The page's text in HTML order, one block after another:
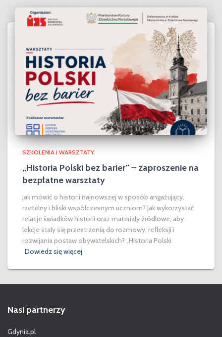
SZKOLENIA I WARSZTATY
„Historia Polski bez barier” – zaproszenie na
bezpłatne warsztaty
Jak mówić o historii najnowszej w sposób angażujący,
rzetelny i bliski współczesnym uczniom? Jak wykorzystać
relacje świadków historii oraz materiały źródłowe, aby
lekcje stały się przestrzenią do rozmowy, refleksji i
rozwijania postaw obywatelskich? „Historia Polski
Dowiedz się więcej
Nasi partnerzy
Gdynia.pl